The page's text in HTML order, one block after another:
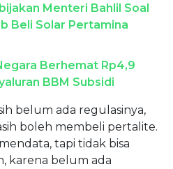
Menteri Bahlil Soal
Beli Solar Pertamina
Berhemat Rp4,9
BBM Subsidi
belum ada regulasinya,
boleh membeli pertalite.
tapi tidak bisa
karena belum ada